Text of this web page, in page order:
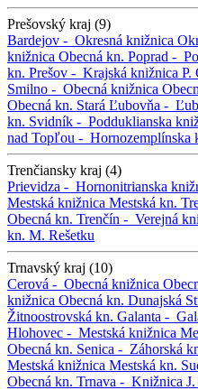
Prešovský kraj (9)
Bardejov - Okresná knižnica
knižnica Obecná kn. Poprad -
kn. Prešov - Krajská knižnica P.
Smilno - Obecná knižnica
Obecná kn. Stará Ľubovňa -
kn. Svidník - Podduklianska
nad Topľou - Hornozemplínska
Trenčiansky kraj (4)
Prievidza - Hornonitrianska
Mestská knižnica Mestská kn.
Obecná kn. Trenčín - Verejná
kn. M. Rešetku
Trnavský kraj (10)
Cerová - Obecná knižnica
knižnica Obecná kn. Dunajská
Žitnoostrovská kn. Galanta -
Hlohovec - Mestská knižnica
Obecná kn. Senica - Záhorská
Mestská knižnica Mestská kn.
Obecná kn. Trnava - Knižnica